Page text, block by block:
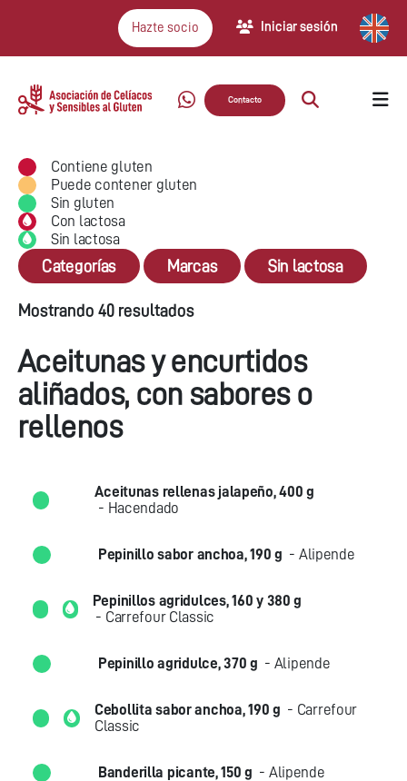
Hazte socio Iniciar sesión
Contacto
Contiene gluten
Puede contener gluten
Sin gluten
Con lactosa
Sin lactosa
Categorías Marcas Sin lactosa
Mostrando 40 resultados
Aceitunas y encurtidos
aliñados, con sabores o
rellenos
Aceitunas rellenas jalapeño, 400 g
- Hacendado
Pepinillo sabor anchoa, 190 g - Alipende
Pepinillos agridulces, 160 y 380 g
- Carrefour Classic
Pepinillo agridulce, 370 g - Alipende
Cebollita sabor anchoa, 190 g - Carrefour
Classic
Banderilla picante, 150 g - Alipende